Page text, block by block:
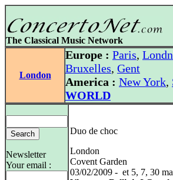
The Classical Music Network
London
Europe : Paris, Londn
Bruxelles, Gent
America : New York,
WORLD
Newsletter
Your email :
Duo de choc
London
Covent Garden
03/02/2009 - et 5, 7, 30